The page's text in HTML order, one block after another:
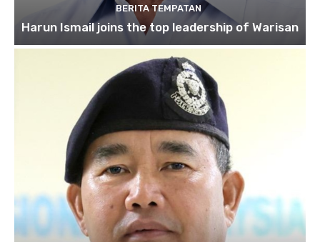
BERITA TEMPATAN
Harun Ismail joins the top leadership of Warisan